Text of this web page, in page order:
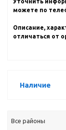
можете по
Описание,
отличаться от
Наличие
Все районы